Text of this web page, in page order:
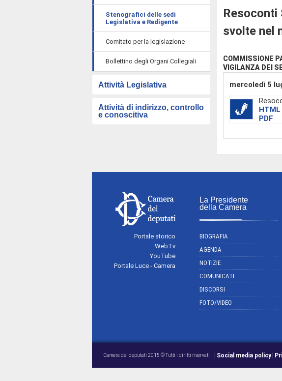
Stenografici delle sedi
Legislativa e Redigente
Comitato per la legislazione
Bollettino degli Organi Collegiali
Attività Legislativa
Attività di indirizzo, controllo
e conoscitiva
Resoconti
svolte nel
COMMISSIONE
VIGILANZA DEI
mercoledì 5
HTML
PDF
Portale storico
WebTv
YouTube
Portale Luce - Camera
La Presidente
della Camera
BIOGRAFIA
AGENDA
NOTIZIE
COMUNICATI
DISCORSI
FOTO/VIDEO
Camera dei deputati 2015 © Tutti i diritti riservati Social media policy